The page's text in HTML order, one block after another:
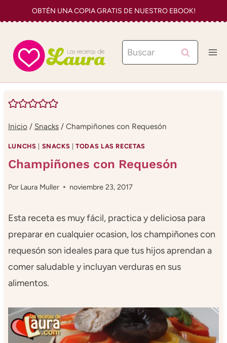
al
contenido
OBTÉN UNA COPIA GRATIS DE NUESTRO EBOOK!
Buscar:
Inicio / Snacks / Champiñones con Requesón
LUNCHS SNACKS |TODAS LAS RECETAS
Champiñones con Requesón
Por Laura Muller noviembre 23, 2017
Esta receta es muy fácil, practica y deliciosa para
preparar en cualquier ocasion, los champiñones con
requesón son ideales para que tus hijos aprendan a
comer saludable y incluyan verduras en sus
alimentos.